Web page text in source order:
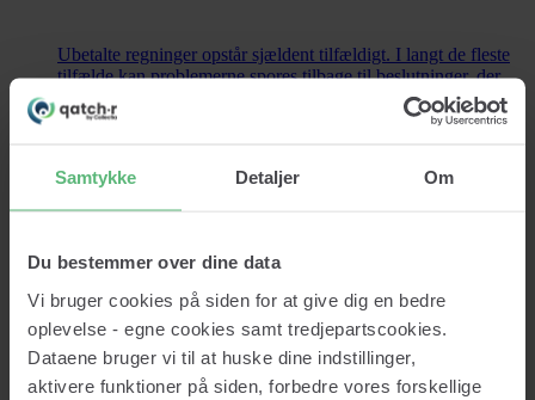
Samtykke Detaljer Om
Du bestemmer over dine data
Vi bruger cookies på siden for at give dig en bedre
oplevelse - egne cookies samt tredjepartscookies.
Dataene bruger vi til at huske dine indstillinger,
aktivere funktioner på siden, forbedre vores forskellige
Ubetalte regninger opstår sjældent tilfældigt. I langt de fleste
tilfælde kan problemerne spores tilbage til beslutninger, der
blev truffet længe...
Contact
Services
Credit lookup
Monitoring
Data Cleansing